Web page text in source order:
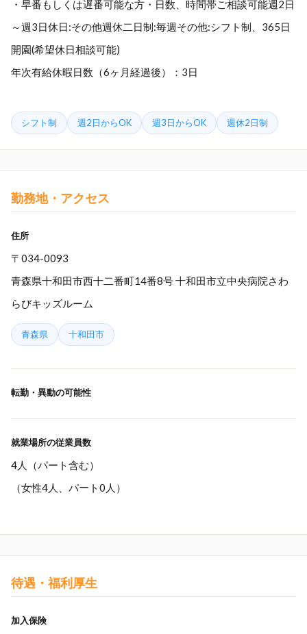
・早番もしくは遅番可能な方・日数、時間帯ご相談可能週2日
～週3日休日:その他週休二日制:毎週その他:シフト制、365日
開園(希望休日相談可能)
年次有給休暇日数（6ヶ月経過後）：3日
シフト制 週2日からOK 週3日からOK 週休2日制
勤務地・アクセス
住所
〒034-0093
青森県十和田市西十二番町14番8号 十和田市立中央病院さわ
らびキッズルーム
青森県 十和田市
転勤・異動の可能性
就業場所の従業員数
4人（パート含む）
（女性4人、パート0人）
待遇・福利厚生
加入保険